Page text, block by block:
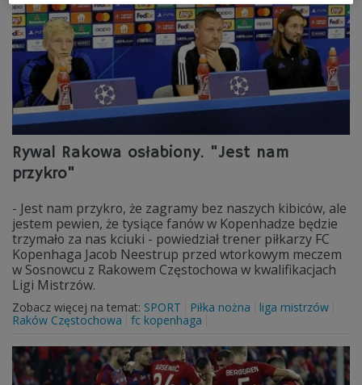
Rywal Rakowa osłabiony. "Jest nam
przykro"
- Jest nam przykro, że zagramy bez naszych kibiców, ale
jestem pewien, że tysiące fanów w Kopenhadze będzie
trzymało za nas kciuki - powiedział trener piłkarzy FC
Kopenhaga Jacob Neestrup przed wtorkowym meczem
w Sosnowcu z Rakowem Częstochowa w kwalifikacjach
Ligi Mistrzów.
Zobacz więcej na temat: SPORT Piłka nożna
liga mistrzów
Raków Częstochowa
fc kopenhaga